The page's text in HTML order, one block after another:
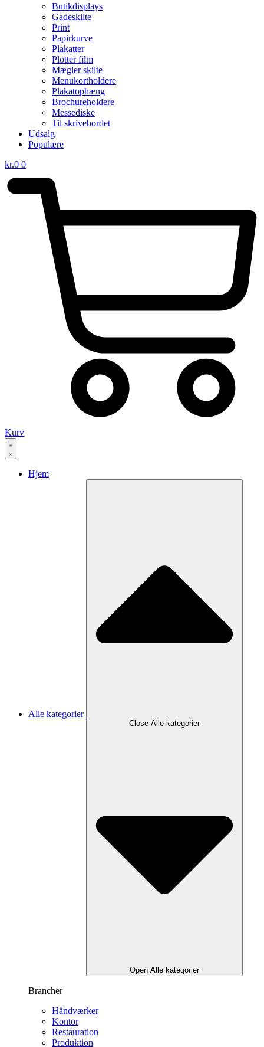
Butikdisplays
Gadeskilte
Print
Papirkurve
Plakatter
Plotter film
Mægler skilte
Menukortholdere
Plakatophæng
Brochureholdere
Messediske
Til skrivebordet
Udsalg
Populære
kr.0 0
Kurv
Hjem
Alle kategorier
Close Alle kategorier
Open Alle kategorier
Brancher
Håndværker
Kontor
Restauration
Produktion